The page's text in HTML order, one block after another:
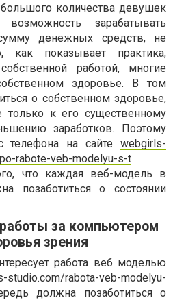
количества девушек
зарабатывать
денежных средств, не
показывает практика,
работой, многие
здоровье. В том
о собственном здоровье,
только к его существенному
заработков. Поэтому
на сайте webgirls-
rabote-veb-modelyu-s-t
что каждая веб-модель в
позаботиться о состоянии
за компьютером
зрения
работа веб моделью
studio.com/rabota-veb-modelyu-
должна позаботиться о